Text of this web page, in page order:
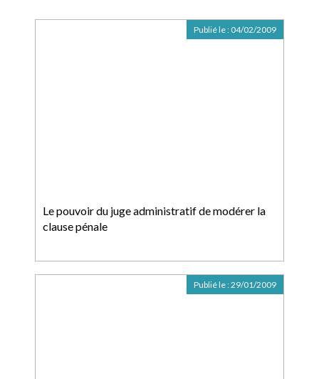
Le pouvoir du juge administratif de modérer la
clause pénale
Publié le : 04/02/2009
Publié le :29/01/2009